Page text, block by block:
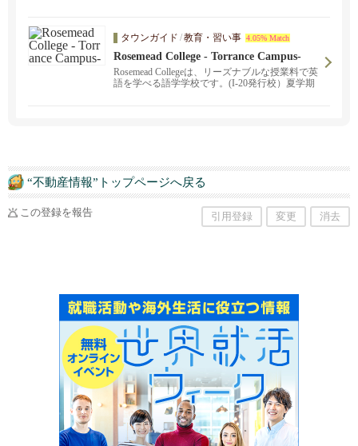
タウンガイド /教育・習い事 4.05% Match
Rosemead College - Torrance Campus-
Rosemead Collegeは、リーズナブルな授業料で英
語を学べる語学学校です。(I-20発行校）夏学期
“不動産情報”トップページへ戻る
この登録を報告 引用登録 変更 消去